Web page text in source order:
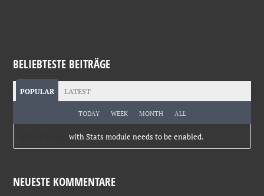
BELIEBTESTE BEITRÄGE
POPULAR LATEST
TODAY WEEK MONTH ALL
with Stats module needs to be enabled.
NEUESTE KOMMENTARE